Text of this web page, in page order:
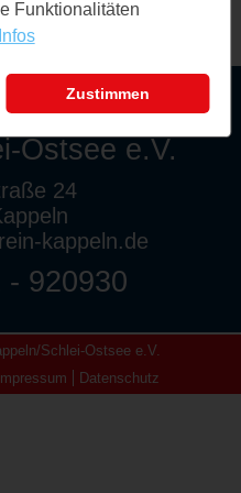
Ostsee e.V.
24
kappeln.de
- 920930
Schlei-Ostsee e.V.
Datenschutz
Funktionalitäten
Zustimmen